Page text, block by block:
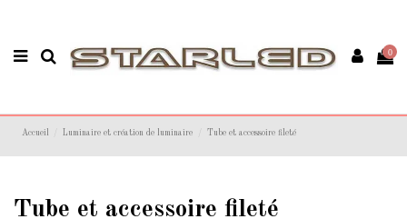
0
Accueil Luminaire et création de luminaire Tube et accessoire fileté
Tube et accessoire fileté